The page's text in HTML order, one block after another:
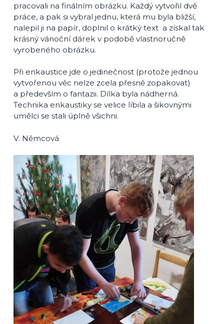
pracovali na finálním obrázku. Každý vytvořil dvě
práce, a pak si vybral jednu, která mu byla bližší,
nalepil ji na papír, doplnil o krátký text a získal tak
krásný vánoční dárek v podobě vlastnoručně
vyrobeného obrázku.
Při enkaustice jde o jedinečnost (protože jednou
vytvořenou věc nelze zcela přesně zopakovat)
a především o fantazii. Dílka byla nádherná.
Technika enkaustiky se velice líbila a šikovnými
umělci se stali úplně všichni.
V. Němcová